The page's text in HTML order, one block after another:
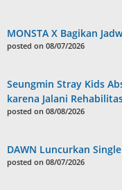
MONSTA X Bagikan
posted on 08/07/2026
Seungmin Stray Kids
karena Jalani
posted on 08/08/2026
DAWN Luncurkan
posted on 08/07/2026